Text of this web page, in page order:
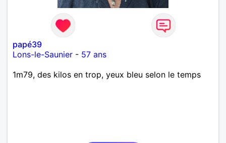
papé39
Lons-le-Saunier - 57 ans
1m79, des kilos en trop, yeux bleu selon le temps